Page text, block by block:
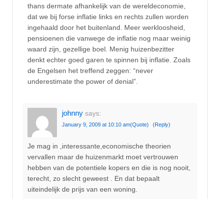
thans dermate afhankelijk van de wereldeconomie,
dat we bij forse inflatie links en rechts zullen worden
ingehaald door het buitenland. Meer werkloosheid,
pensioenen die vanwege de inflatie nog maar weinig
waard zijn, gezellige boel. Menig huizenbezitter
denkt echter goed garen te spinnen bij inflatie. Zoals
de Engelsen het treffend zeggen: “never
underestimate the power of denial”.
johnny says:
January 9, 2009 at 10:10 am(Quote) (Reply)
Je mag in ,interessante,economische theorien
vervallen maar de huizenmarkt moet vertrouwen
hebben van de potentiele kopers en die is nog nooit,
terecht, zo slecht geweest . En dat bepaalt
uiteindelijk de prijs van een woning.